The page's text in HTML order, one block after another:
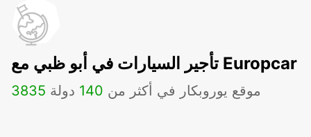
تأجير السيارات في أبو ظبي مع Europcar
3835 موقع يوروبكار في أكثر من 140 دولة